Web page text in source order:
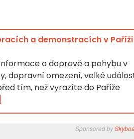
a demonstracích v Paříži
o dopravě a pohybu v
dopravní omezení, velké
tím, než vyrazíte do Paříže